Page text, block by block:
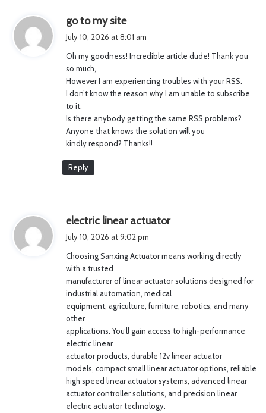
go to my site
s
July 10, 2026 at 8:01 am
Oh my goodness! Incredible article dude! Thank you
so much,
However I am experiencing troubles with your RSS.
I don’t know the reason why I am unable to subscribe
to it.
Is there anybody getting the same RSS problems?
Anyone that knows the solution will you
kindly respond? Thanks!!
Reply
electric linear actuators
s
July 10, 2026 at 9:02 pm
Choosing Sanxing Actuator means working directly
with a trusted
manufacturer of linear actuator solutions designed for
industrial automation, medical
equipment, agriculture, furniture, robotics, and many
other
applications. You’ll gain access to high-performance
electric linear
actuator products, durable 12v linear actuator
models, compact small linear actuator options, reliable
high speed linear actuator systems, advanced linear
actuator controller solutions, and precision linear
electric actuator technology.